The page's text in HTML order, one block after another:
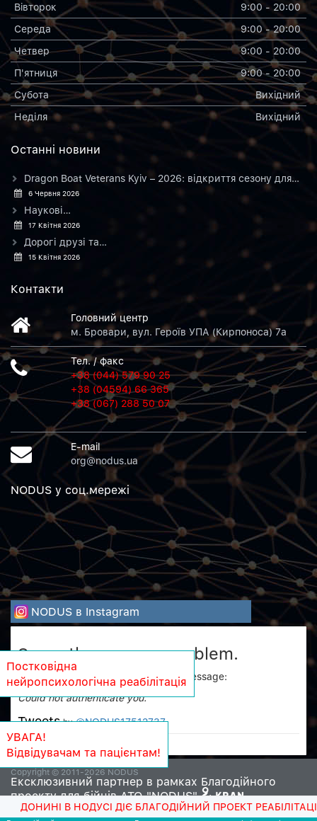
Вiвторок
9:00 - 20:00
Середа
9:00 - 20:00
Четвер
9:00 - 20:00
П'ятниця
9:00 - 20:00
Субота
Вихiдний
Неділя
Вихiдний
Останнi новини
Dragon Boat Veterans Kyiv – 2026: відкриття сезону для…
6 Червня 2026
Наукові…
17 Квітня 2026
Дорогі друзі та…
15 Квітня 2026
Контакти
Головний центр
м. Бровари, вул. Героїв УПА (Кирпоноса) 7а
Тел. / факс
+38 (044) 579 90 25
+38 (04594) 66 365
+38 (067) 288 50 07
E-mail
org@nodus.ua
NODUS у соц.мережi
NODUS в Instagram
Sorry, there was a problem.
Twitter returned the following error message:
Could not authenticate you.
Tweets by @NODUS17512737
Copyright © 2011-2026 NODUS
Ексклюзивний партнер в рамках Благодійного
проекту для бійців АТО "NODUS"
В НОДУСІ ДІЄ БЛАГОДІЙНИЙ ПРОЕКТ
Постковідна
нейропсихологічна реабілітація
УВАГА!
Відвідувачам та пацієнтам!